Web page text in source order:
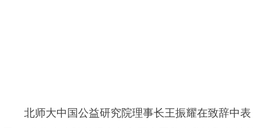
北师大中国公益研究院理事长王振耀在致辞中表